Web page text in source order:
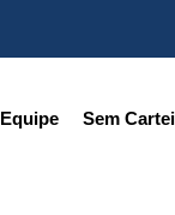
Equipe Sem